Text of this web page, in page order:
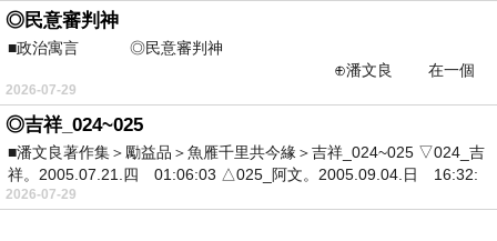
◎民意審判神
■政治寓言 ◎民意審判神
⊕潘文良 在一個
推行民主體制的聯邦城裡&
2026-07-29
◎吉祥_024~025
■潘文良著作集＞勵益品＞魚雁千里共今緣＞吉祥_024~025 ▽024_吉
祥。2005.07.21.四 01:06:03 △025_阿文。2005.09.04.日 16:32:
2026-07-29